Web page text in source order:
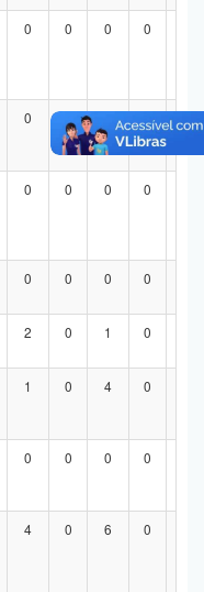
0 0 0 0
0 0 1 0 0
0 0 0 0
0 0 0 0
2 0 1 0
1 0 4 0
0 0 0 0
4 0 6 0